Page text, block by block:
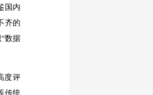
国内
齐的
数据
度评
传统